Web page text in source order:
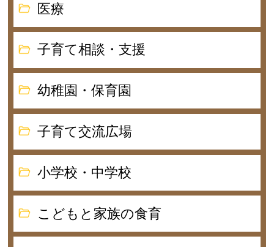
医療
子育て相談・支援
幼稚園・保育園
子育て交流広場
小学校・中学校
こどもと家族の食育